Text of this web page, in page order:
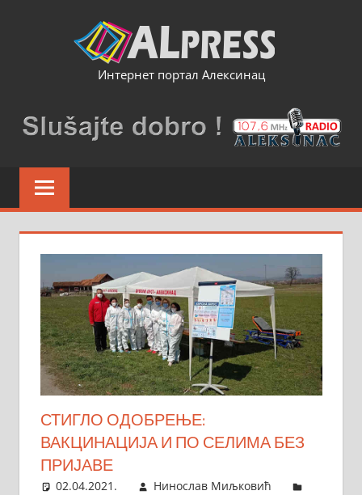
Интернет портал Алексинац
СТИГЛО ОДОБРЕЊЕ:
ВАКЦИНАЦИЈА И ПО СЕЛИМА БЕЗ
ПРИЈАВЕ
02.04.2021.
Нинослав Миљковић